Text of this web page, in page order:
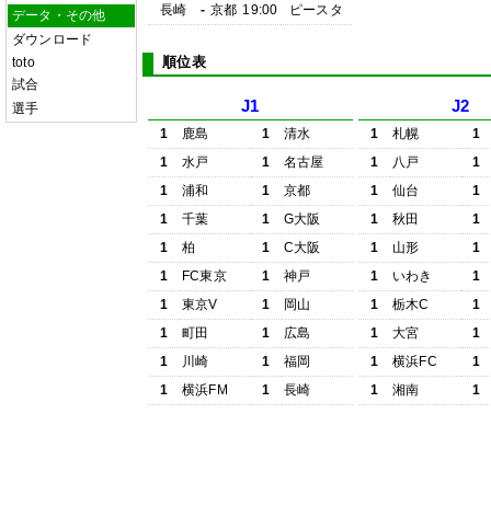
データ・その他
ダウンロード
toto
試合
選手
長崎
- 京都 19:00 ピースタ
順位表
J1
1 鹿島 1
清水
1
水戸 1
名古屋
1
浦和 1
京都
1
千葉 1
G大阪
1
柏 1
C大阪
1
FC東京 1
神戸
1
東京V 1
岡山
1
町田 1
広島
1
川崎 1
福岡
1
横浜FM 1 長崎
J2
1 札幌
1
1
八戸
1
1
仙台
1
1
秋田
1
1
山形
1
1
いわき
1
1
栃木C
1
1
大宮
1
1
横浜FC
1
1
湘南 1